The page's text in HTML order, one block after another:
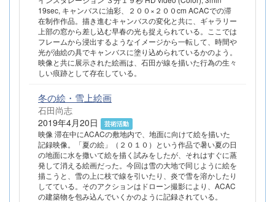
19sec, キャンバスに油彩、２００×２００cm ACACでの滞
在制作作品。描き進むキャンバスの変化と共に、ギャラリー
上部の窓から差し込む早春の光も捉えられている。ここでは
フレームから浸出するようなイメージから一転して、時間や
光が油絵の具でキャンバスに塗り込められているかのよう。
映像と共に展示された絵画は、石田が線を描いた行為の生々
しい痕跡として存在している。
冬の絵・雪上絵画
石田尚志
2019年4月20日
芸術活動
映像 滞在中にACACの敷地内で、地面に向けて絵を描いた
記録映像。「夏の絵」（２０１０）という作品で暑い夏の日
の地面に水を撒いて絵を描く試みをしたが、それはすぐに蒸
発して消える絵画だった。今回は雪の大地で同じように絵を
描こうと、雪の上に枝で線を引いたり、炎で雪を溶かしたり
してている。そのアクションはドローン撮影により、ACAC
の建築物を包み込んでいくかのように記録されている。